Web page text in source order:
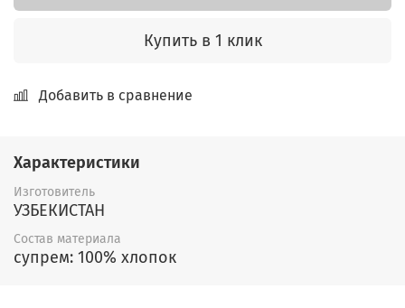
Купить в 1 клик
Добавить в сравнение
Характеристики
Изготовитель
УЗБЕКИСТАН
Состав материала
супрем: 100% хлопок